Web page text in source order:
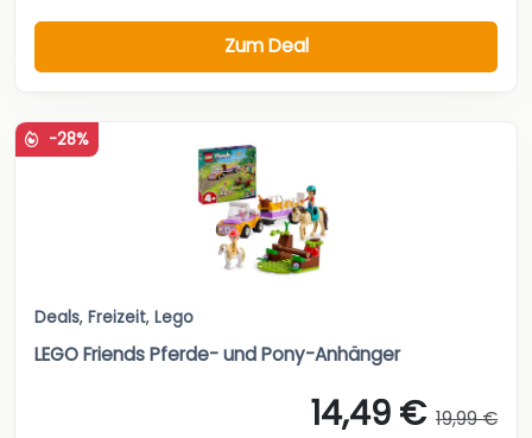
Zum Deal
-28%
Deals, Freizeit, Lego
LEGO Friends Pferde- und Pony-Anhänger
14,49 € 19,99 €